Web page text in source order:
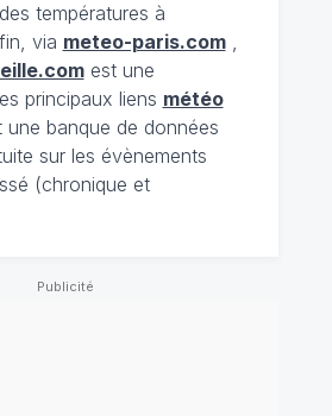
températures à
via meteo-paris.com,
est une
principaux liens météo
une banque de données
sur les évènements
(chronique et